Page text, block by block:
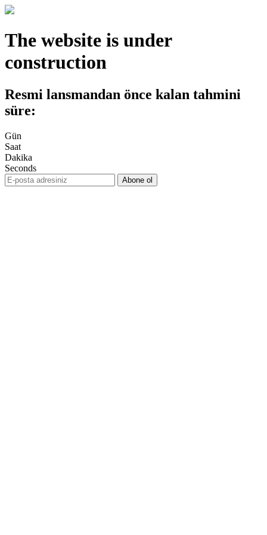
The website is under
construction
Resmi lansmandan önce kalan tahmini
süre:
Gün
Saat
Dakika
Seconds